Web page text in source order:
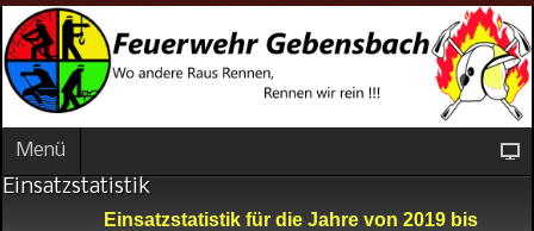
Menü
Einsatzstatistik
Einsatzstatistik für die Jahre von 2019 bis